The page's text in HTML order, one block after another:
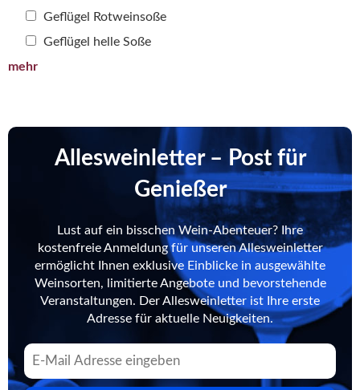
Geflügel Rotweinsoße
Geflügel helle Soße
mehr
Allesweinletter – Post für
Genießer
Lust auf ein bisschen Wein-Abenteuer? Ihre
kostenfreie Anmeldung für unseren Allesweinletter
ermöglicht Ihnen exklusive Einblicke in ausgewählte
Weinsorten, limitierte Angebote und bevorstehende
Veranstaltungen. Der Allesweinletter ist Ihre erste
Adresse für aktuelle Neuigkeiten.